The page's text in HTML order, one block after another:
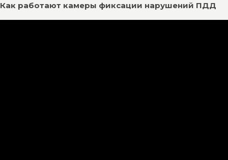
Как работают камеры фиксации нарушений ПДД